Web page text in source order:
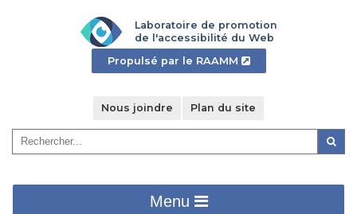
Laboratoire de promotion
de l'accessibilité du Web
Propulsé par le RAAMM
- Cet
hyperlien
dans
fenêtre".
Nous joindre Plan du site
Recherche
Menu